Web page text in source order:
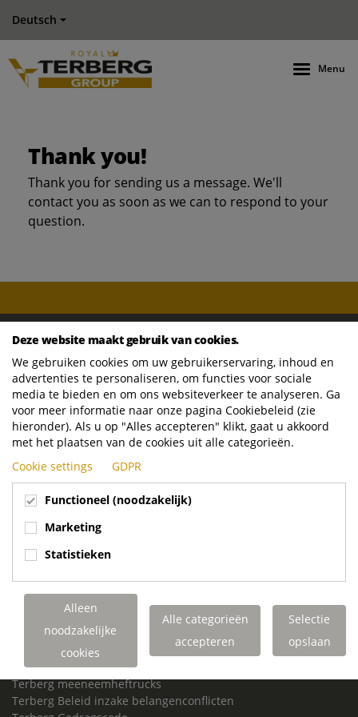
Deutsch
Menu
Thank you!
Thank you for sending us a message. We'll
contact you as soon as we can to respond to your
question.
Royal Terberg Group
BEZOEKADRES
Newtonstraat 2
3401 JA IJsselstein
The Netherlands
POSTADRES
Royal Terberg Group B.V.
Postbus 202
The Netherlands
Phone:030 68 68 700
Email:info.Group@terberg.com
Terberg Special Vehicles
Terberg afvalinzamelsystemen
Terberg truckmodificatie
Terberg meeneemheftrucks
Terberg Beleid inzake belangenconflicten
Deze website maakt gebruik van cookies.
We gebruiken cookies om uw gebruikerservaring, inhoud en
advertenties te personaliseren, om functies voor sociale
media te bieden en om ons websiteverkeer te analyseren. Ga
voor meer informatie naar onze pagina Cookiebeleid (zie
hieronder). Als u op "Alles accepteren" klikt, gaat u akkoord
met het plaatsen van de cookies uit alle categorieën.
Cookie settings
GDPR
Functioneel (noodzakelijk)
Marketing
Statistieken
Alleen
noodzakelijke
cookies
Alle categorieën
accepteren
Selectie
opslaan